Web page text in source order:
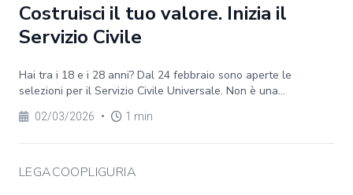
Costruisci il tuo valore. Inizia il
Servizio Civile
Hai tra i 18 e i 28 anni? Dal 24 febbraio sono aperte le
selezioni per il Servizio Civile Universale. Non è una...
02/03/2026 • 1 min
LEGACOOPLIGURIA